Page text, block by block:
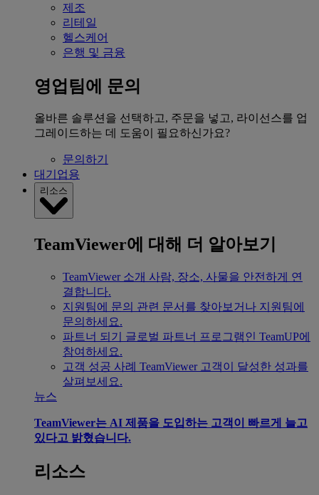
제조
리테일
헬스케어
은행 및 금융
영업팀에 문의
올바른 솔루션을 선택하고, 주문을 넣고, 라이선스를 업
그레이드하는 데 도움이 필요하신가요?
문의하기
대기업용
리소스
TeamViewer에 대해 더 알아보기
TeamViewer 소개 사람, 장소, 사물을 안전하게 연
결합니다.
지원팀에 문의 관련 문서를 찾아보거나 지원팀에
문의하세요.
파트너 되기
글로벌 파트너 프로그램인 TeamUP에
참여하세요.
고객 성공 사례 TeamViewer 고객이 달성한 성과를
살펴보세요.
뉴스
TeamViewer는 AI 제품을 도입하는 고객이 빠르게 늘고
있다고 밝혔습니다.
리소스